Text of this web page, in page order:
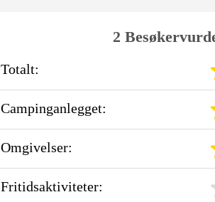
2
Totalt:
Campinganlegget:
Omgivelser:
Fritidsaktiviteter: